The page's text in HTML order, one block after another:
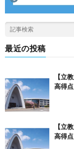
最近の投稿
【立
高得
【立
高得